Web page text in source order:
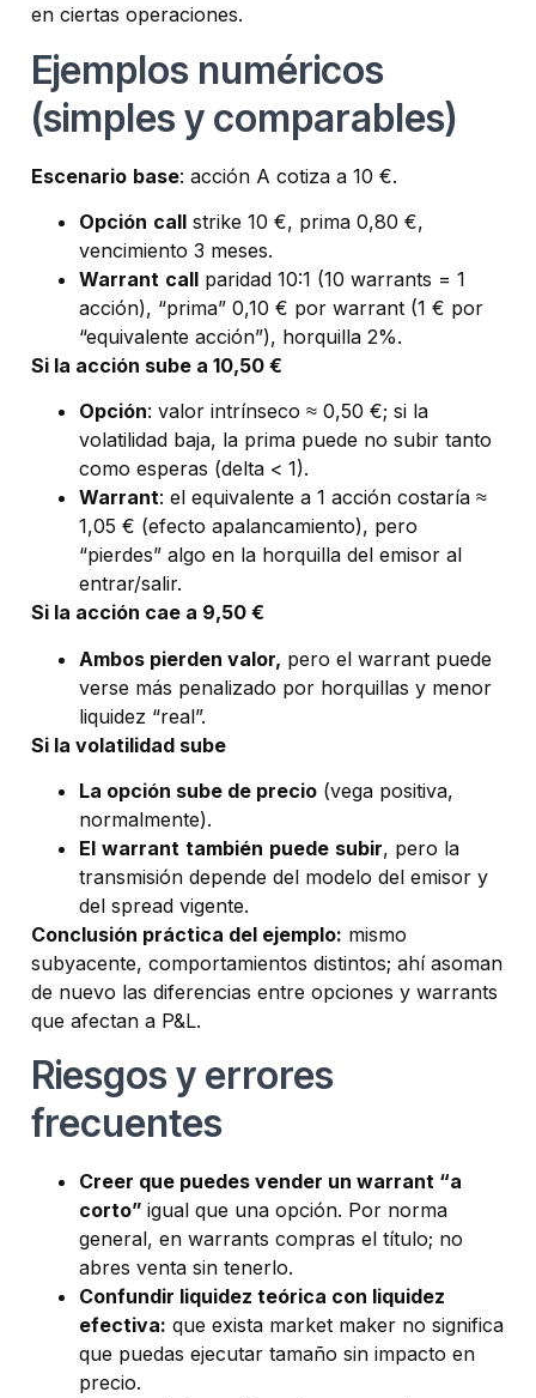
en ciertas operaciones.
Ejemplos numéricos
(simples y comparables)
Escenario base: acción A cotiza a 10 €.
Opción call strike 10 €, prima 0,80 €,
vencimiento 3 meses.
Warrant call paridad 10:1 (10 warrants = 1
acción), “prima” 0,10 € por warrant (1 € por
“equivalente acción”), horquilla 2%.
Si la acción sube a 10,50 €
Opción: valor intrínseco ≈ 0,50 €; si la
volatilidad baja, la prima puede no subir tanto
como esperas (delta < 1).
Warrant: el equivalente a 1 acción costaría ≈
1,05 € (efecto apalancamiento), pero
“pierdes” algo en la horquilla del emisor al
entrar/salir.
Si la acción cae a 9,50 €
Ambos pierden valor, pero el warrant puede
verse más penalizado por horquillas y menor
liquidez “real”.
Si la volatilidad sube
La opción sube de precio (vega positiva,
normalmente).
El warrant también puede subir, pero la
transmisión depende del modelo del emisor y
del spread vigente.
Conclusión práctica del ejemplo: mismo
subyacente, comportamientos distintos; ahí asoman
de nuevo las diferencias entre opciones y warrants
que afectan a P&L.
Riesgos y errores
frecuentes
Creer que puedes vender un warrant “a
corto” igual que una opción. Por norma
general, en warrants compras el título; no
abres venta sin tenerlo.
Confundir liquidez teórica con liquidez
efectiva: que exista market maker no significa
que puedas ejecutar tamaño sin impacto en
precio.